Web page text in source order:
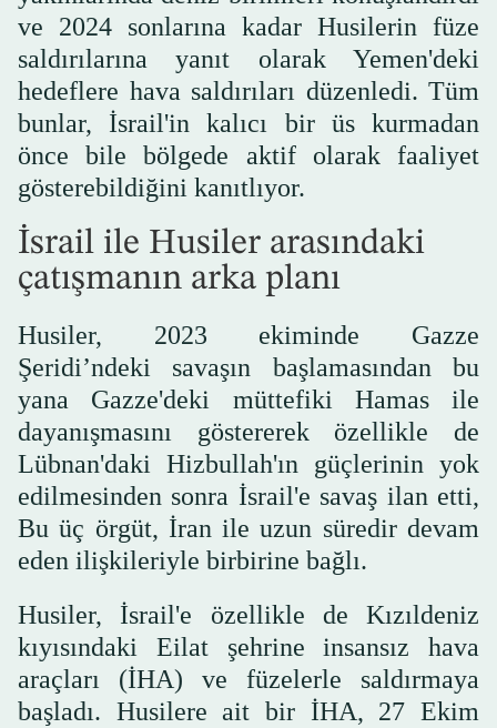
ve 2024 sonlarına kadar Husilerin füze
saldırılarına yanıt olarak Yemen'deki
hedeflere hava saldırıları düzenledi. Tüm
bunlar, İsrail'in kalıcı bir üs kurmadan
önce bile bölgede aktif olarak faaliyet
gösterebildiğini kanıtlıyor.
İsrail ile Husiler arasındaki
çatışmanın arka planı
Husiler, 2023 ekiminde Gazze
Şeridi’ndeki savaşın başlamasından bu
yana Gazze'deki müttefiki Hamas ile
dayanışmasını göstererek özellikle de
Lübnan'daki Hizbullah'ın güçlerinin yok
edilmesinden sonra İsrail'e savaş ilan etti,
Bu üç örgüt, İran ile uzun süredir devam
eden ilişkileriyle birbirine bağlı.
Husiler, İsrail'e özellikle de Kızıldeniz
kıyısındaki Eilat şehrine insansız hava
araçları (İHA) ve füzelerle saldırmaya
başladı. Husilere ait bir İHA, 27 Ekim